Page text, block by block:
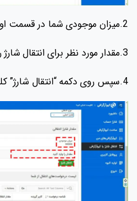
2.میزان موجودی شما در قسمت اول نمایش داده شده است.
3.مقدار مورد نظر برای انتقال شارژ را وارد کنید.
4.سپس روی دکمه “انتقال شارژ” کلیک کنید.